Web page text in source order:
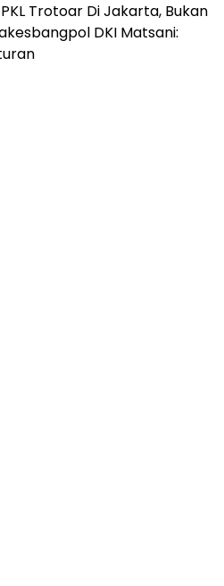
Trotoar Di Jakarta, Bukan
DKI Matsani: